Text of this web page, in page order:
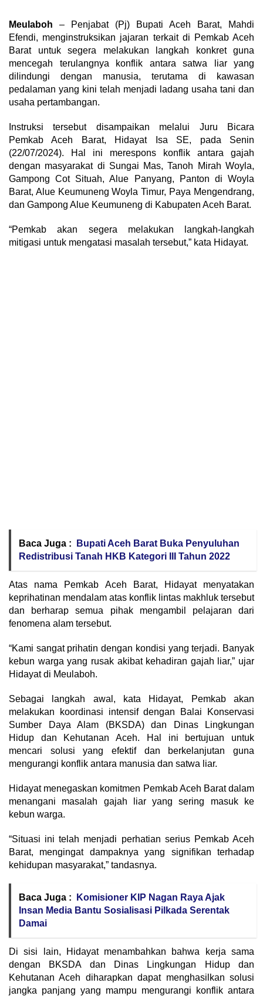
Meulaboh – Penjabat (Pj) Bupati Aceh Barat, Mahdi
Efendi, menginstruksikan jajaran terkait di Pemkab Aceh
Barat untuk segera melakukan langkah konkret guna
mencegah terulangnya konflik antara satwa liar yang
dilindungi dengan manusia, terutama di kawasan
pedalaman yang kini telah menjadi ladang usaha tani dan
usaha pertambangan.
Instruksi tersebut disampaikan melalui Juru Bicara
Pemkab Aceh Barat, Hidayat Isa SE, pada Senin
(22/07/2024). Hal ini merespons konflik antara gajah
dengan masyarakat di Sungai Mas, Tanoh Mirah Woyla,
Gampong Cot Situah, Alue Panyang, Panton di Woyla
Barat, Alue Keumuneng Woyla Timur, Paya Mengendrang,
dan Gampong Alue Keumuneng di Kabupaten Aceh Barat.
“Pemkab akan segera melakukan langkah-langkah
mitigasi untuk mengatasi masalah tersebut,” kata Hidayat.
Baca Juga :
Bupati Aceh Barat Buka Penyuluhan
Redistribusi Tanah HKB Kategori III Tahun 2022
Atas nama Pemkab Aceh Barat, Hidayat menyatakan
keprihatinan mendalam atas konflik lintas makhluk tersebut
dan berharap semua pihak mengambil pelajaran dari
fenomena alam tersebut.
“Kami sangat prihatin dengan kondisi yang terjadi. Banyak
kebun warga yang rusak akibat kehadiran gajah liar,” ujar
Hidayat di Meulaboh.
Sebagai langkah awal, kata Hidayat, Pemkab akan
melakukan koordinasi intensif dengan Balai Konservasi
Sumber Daya Alam (BKSDA) dan Dinas Lingkungan
Hidup dan Kehutanan Aceh. Hal ini bertujuan untuk
mencari solusi yang efektif dan berkelanjutan guna
mengurangi konflik antara manusia dan satwa liar.
Hidayat menegaskan komitmen Pemkab Aceh Barat dalam
menangani masalah gajah liar yang sering masuk ke
kebun warga.
“Situasi ini telah menjadi perhatian serius Pemkab Aceh
Barat, mengingat dampaknya yang signifikan terhadap
kehidupan masyarakat,” tandasnya.
Baca Juga :
Komisioner KIP Nagan Raya Ajak
Insan Media Bantu Sosialisasi Pilkada Serentak
Damai
Di sisi lain, Hidayat menambahkan bahwa kerja sama
dengan BKSDA dan Dinas Lingkungan Hidup dan
Kehutanan Aceh diharapkan dapat menghasilkan solusi
jangka panjang yang mampu mengurangi konflik antara